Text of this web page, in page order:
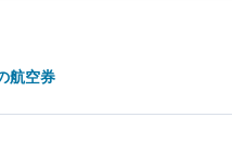
航空券